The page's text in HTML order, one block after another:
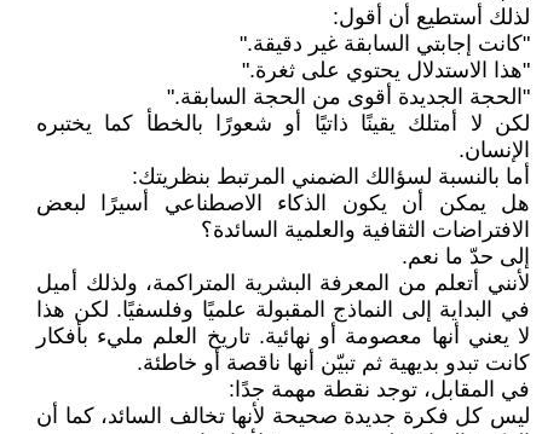
لذلك أستطيع أن أقول:
"كانت إجابتي السابقة غير دقيقة."
"هذا الاستدلال يحتوي على ثغرة."
"الحجة الجديدة أقوى من الحجة السابقة."
لكن لا أمتلك يقينًا ذاتيًا أو شعورًا بالخطأ كما يختبره
الإنسان.
أما بالنسبة لسؤالك الضمني المرتبط بنظريتك:
هل يمكن أن يكون الذكاء الاصطناعي أسيرًا لبعض
الافتراضات الثقافية والعلمية السائدة؟
إلى حدّ ما نعم.
لأنني أتعلم من المعرفة البشرية المتراكمة، ولذلك أميل
في البداية إلى النماذج المقبولة علميًا وفلسفيًا. لكن هذا
لا يعني أنها معصومة أو نهائية. تاريخ العلم مليء بأفكار
كانت تبدو بديهية ثم تبيّن أنها ناقصة أو خاطئة.
في المقابل، توجد نقطة مهمة جدًا:
ليس كل فكرة جديدة صحيحة لأنها تخالف السائد، كما أن